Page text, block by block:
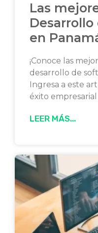
Las
en
¡Conoce las
desarrollo de
Ingresa a este
éxito empresarial
LEER MÁS...